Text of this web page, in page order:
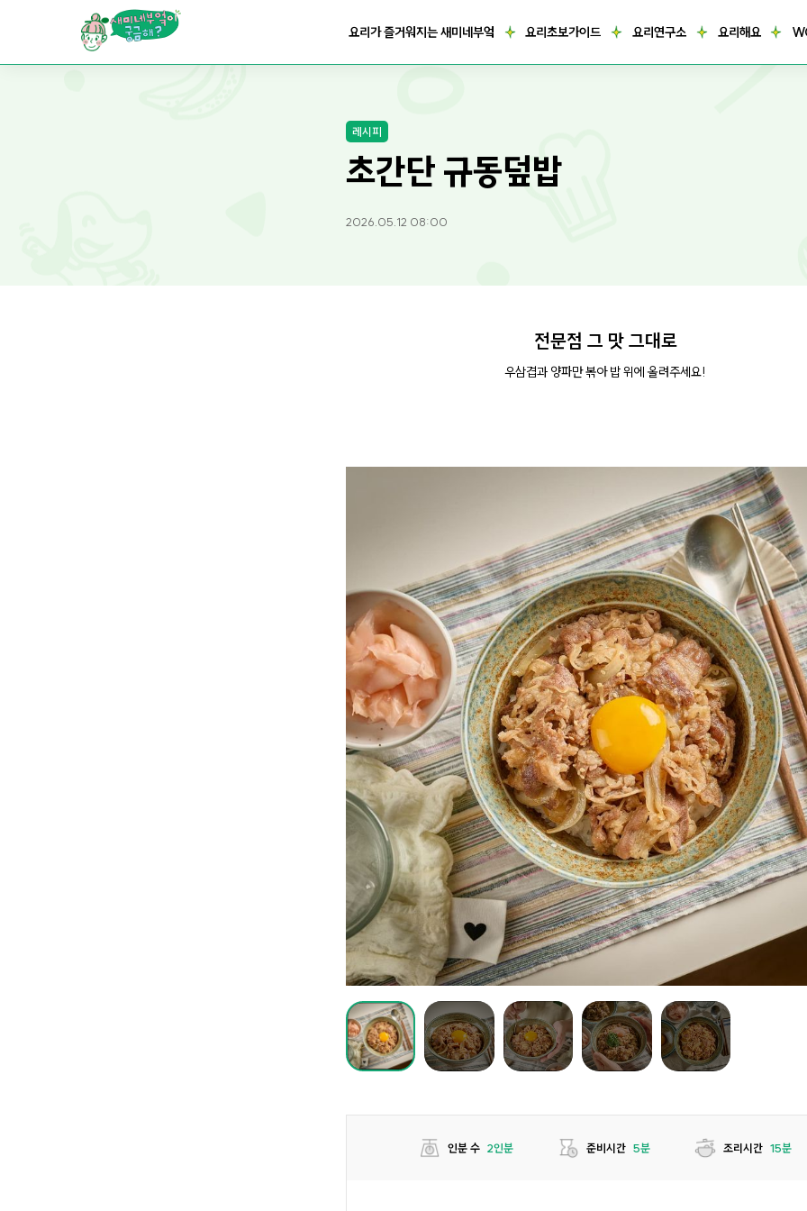
요리가 즐거워지는 새미네부엌 요리초보가이드 요리연구소 요리해요
레시피
초간단 규동덮밥
2026.05.12 08:00
전문점 그 맛 그대로
우삼겹과 양파만 볶아 밥 위에 올려주세요!
인분 수 2인분 준비시간 5분 조리시간 15분